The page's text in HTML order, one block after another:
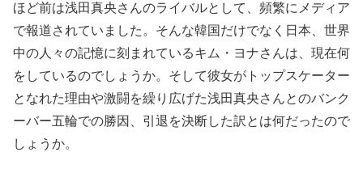
ほど前は浅田真央さんのライバルとして、頻繁にメディア
で報道されていました。そんな韓国だけでなく日本、世界
中の人々の記憶に刻まれているキム・ヨナさんは、現在何
をしているのでしょうか。そして彼女がトップスケーター
となれた理由や激闘を繰り広げた浅田真央さんとのバンク
ーバー五輪での勝因、引退を決断した訳とは何だったので
しょうか。